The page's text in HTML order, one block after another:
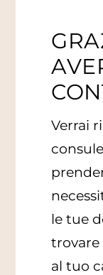
Verrai
le tue
trovare
al tuo